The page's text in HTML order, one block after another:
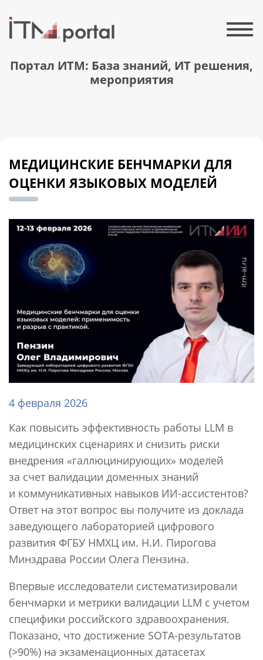
Портал ИТМ: База знаний, ИТ решения,
мероприятия
МЕДИЦИНСКИЕ БЕНЧМАРКИ ДЛЯ
ОЦЕНКИ ЯЗЫКОВЫХ МОДЕЛЕЙ
4 февраля 2026
Как повысить эффективность работы LLM в
медицинских сценариях и снизить риски
внедрения «галлюцинирующих» моделей
за счет валидации доменных знаний
и коммуникативных навыков ИИ-ассистентов?
Ответ на этот вопрос вы получите из доклада
заведующего лабораторией цифрового
развития ФГБУ НМХЦ им. Н.И. Пирогова
Минздрава России Олега Пензина.
Впервые исследователи систематизировали
бенчмарки и метрики валидации LLM с учетом
специфики российского здравоохранения.
Показано, что достижение SOTA-результатов
(>90%) на экзаменационных датасетах